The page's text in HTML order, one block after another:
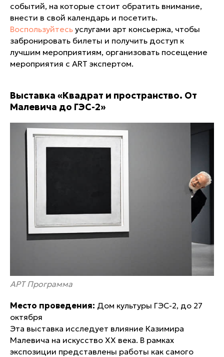
событий, на которые стоит обратить внимание,
внести в свой календарь и посетить.
Воспользуйтесь услугами арт консьержа, чтобы
забронировать билеты и получить доступ к
лучшим мероприятиям, организовать посещение
мероприятия с ART экспертом.
Выставка «Квадрат и пространство. От
Малевича до ГЭС-2»
АРТ Программа
Место проведения: Дом культуры ГЭС-2, до 27
октября
Эта выставка исследует влияние Казимира
Малевича на искусство XX века. В рамках
экспозиции представлены работы как самого